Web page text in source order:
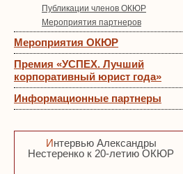
Публикации членов ОКЮР
Мероприятия партнеров
Мероприятия ОКЮР
Премия «УСПЕХ. Лучший
корпоративный юрист года»
Информационные партнеры
Интервью Александры
Нестеренко к 20-летию ОКЮР